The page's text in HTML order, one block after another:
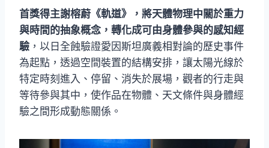
首獎得主謝榕蔚《軌道》，將天體物理中關於重力
與時間的抽象概念，轉化成可由身體參與的感知經
驗 ，以日全蝕驗證愛因斯坦廣義相對論的歷史事件
為起點，透過空間裝置的結構安排，讓太陽光線於
特定時刻進入、停留、消失於展場，觀者的行走與
等待參與其中，使作品在物體、天文條件與身體經
驗之間形成動態關係。